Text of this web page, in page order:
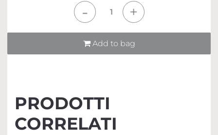
Add to bag
PRODOTTI
CORRELATI